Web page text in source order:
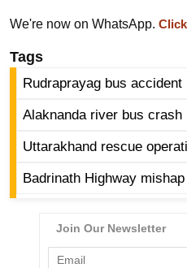
ज
त
बॉ
ली
ड
हॉ
We're now on WhatsApp.
Tags
Rudraprayag bus accident
Alaknanda river bus crash
Uttarakhand rescue
Badrinath Highway mishap